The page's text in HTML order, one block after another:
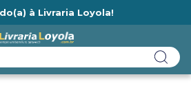
à Livraria Loyola!